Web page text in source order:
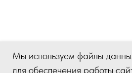
Мы используем файлы
для обеспечения работы